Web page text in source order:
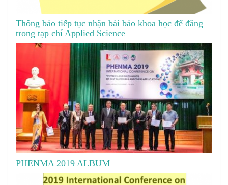
Thông báo tiếp tục nhận bài báo khoa học để đăng
trong tạp chí Applied Science
PHENMA 2019 ALBUM